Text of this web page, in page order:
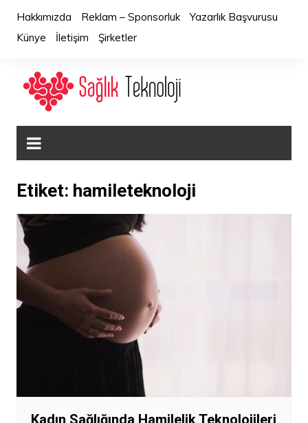
content
Hakkımızda Reklam – Sponsorluk
Yazarlık Başvurusu
Künye
İletişim Şirketler
Etiket: hamileteknoloji